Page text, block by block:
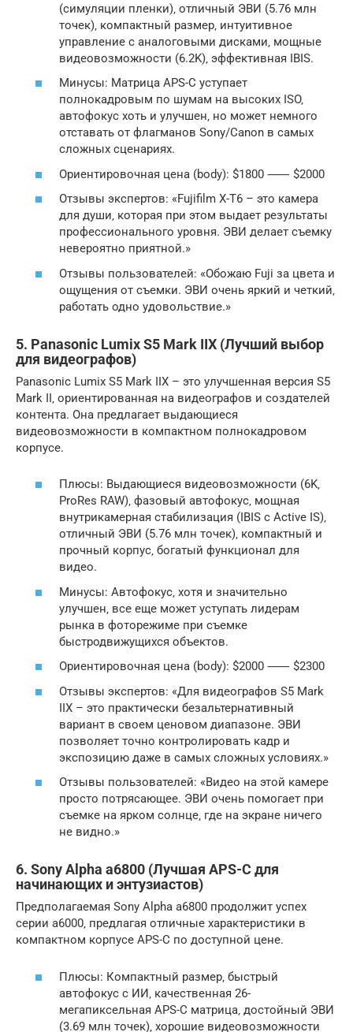
(симуляции пленки)‚ отличный ЭВИ (5.76 млн
точек)‚ компактный размер‚ интуитивное
управление с аналоговыми дисками‚ мощные
видеовозможности (6.2K)‚ эффективная IBIS.
Минусы: Матрица APS-C уступает
полнокадровым по шумам на высоких ISO‚
автофокус хоть и улучшен‚ но может немного
отставать от флагманов Sony/Canon в самых
сложных сценариях.
Ориентировочная цена (body): $1800 ⸺ $2000
Отзывы экспертов: «Fujifilm X-T6 – это камера
для души‚ которая при этом выдает результаты
профессионального уровня. ЭВИ делает съемку
невероятно приятной.»
Отзывы пользователей: «Обожаю Fuji за цвета и
ощущения от съемки. ЭВИ очень яркий и четкий‚
работать одно удовольствие.»
5. Panasonic Lumix S5 Mark IIX (Лучший выбор
для видеографов)
Panasonic Lumix S5 Mark IIX – это улучшенная версия S5
Mark II‚ ориентированная на видеографов и создателей
контента. Она предлагает выдающиеся
видеовозможности в компактном полнокадровом
корпусе.
Плюсы: Выдающиеся видеовозможности (6K‚
ProRes RAW)‚ фазовый автофокус‚ мощная
внутрикамерная стабилизация (IBIS с Active IS)‚
отличный ЭВИ (5.76 млн точек)‚ компактный и
прочный корпус‚ богатый функционал для
видео.
Минусы: Автофокус‚ хотя и значительно
улучшен‚ все еще может уступать лидерам
рынка в фоторежиме при съемке
быстродвижущихся объектов.
Ориентировочная цена (body): $2000 ⸺ $2300
Отзывы экспертов: «Для видеографов S5 Mark
IIX – это практически безальтернативный
вариант в своем ценовом диапазоне. ЭВИ
позволяет точно контролировать кадр и
экспозицию даже в самых сложных условиях.»
Отзывы пользователей: «Видео на этой камере
просто потрясающее. ЭВИ очень помогает при
съемке на ярком солнце‚ где на экране ничего
не видно.»
6. Sony Alpha a6800 (Лучшая APS-C для
начинающих и энтузиастов)
Предполагаемая Sony Alpha a6800 продолжит успех
серии a6000‚ предлагая отличные характеристики в
компактном корпусе APS-C по доступной цене.
Плюсы: Компактный размер‚ быстрый
автофокус с ИИ‚ качественная 26-
мегапиксельная APS-C матрица‚ достойный ЭВИ
(3.69 млн точек)‚ хорошие видеовозможности